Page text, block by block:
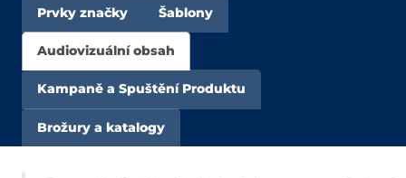
Prvky značky Šablony
Audiovizuální obsah
Kampaně a Spuštění Produktu
Brožury a katalogy